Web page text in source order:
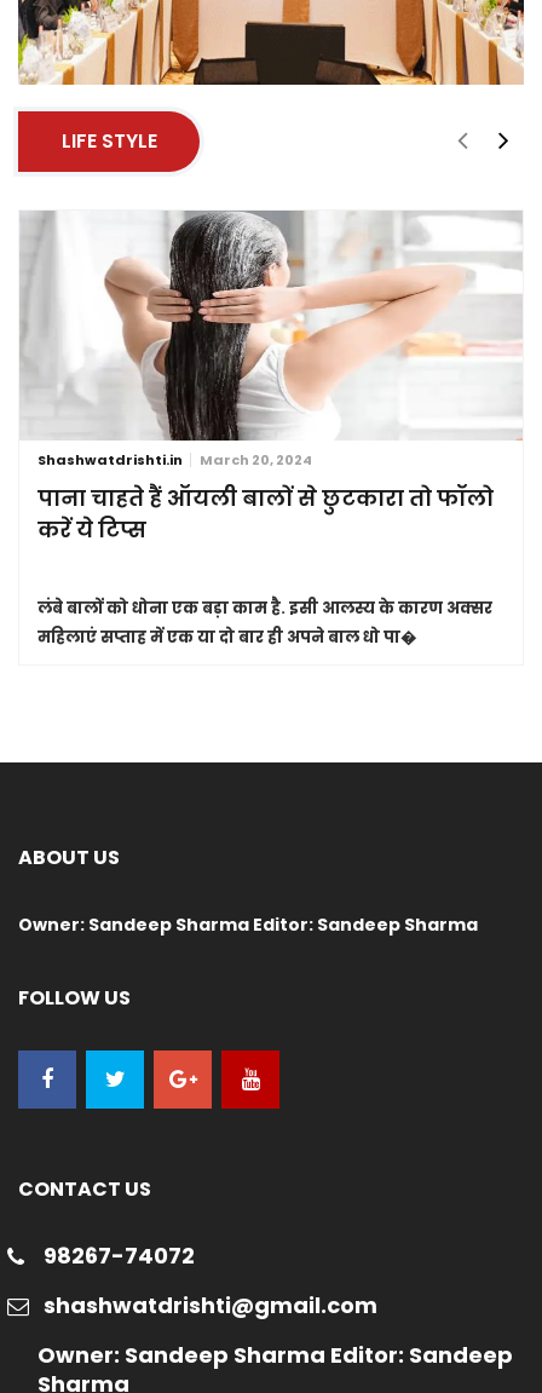
LIFE STYLE
Shashwatdrishti.in March 20, 2024
पाना चाहते हैं ऑयली बालों से छुटकारा तो फॉलो
करें ये टिप्स
लंबे बालों को धोना एक बड़ा काम है. इसी आलस्य के कारण अक्सर
महिलाएं सप्ताह में एक या दो बार ही अपने बाल धो पा�
ABOUT US
Owner: Sandeep Sharma Editor: Sandeep Sharma
FOLLOW US
CONTACT US
98267-74072
shashwatdrishti@gmail.com
Owner: Sandeep Sharma Editor: Sandeep
Sharma